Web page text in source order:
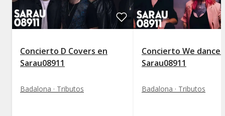
Concierto D Covers en
Sarau08911
Badalona · Tributos
Concierto We dance
Sarau08911
Badalona · Tributos